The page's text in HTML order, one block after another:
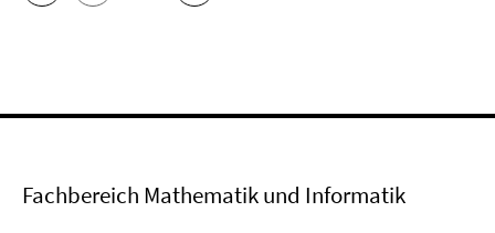
Fachbereich Mathematik und Informatik